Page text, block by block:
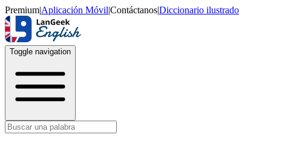
Premium|Aplicación Móvil|Contáctanos|Diccionario ilustrado
Toggle navigation